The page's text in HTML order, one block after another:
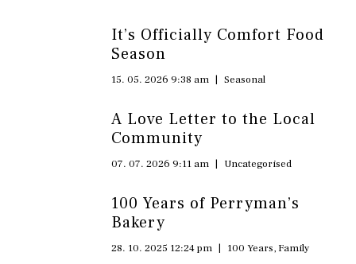
It’s Officially Comfort Food
Season
15. 05. 2026 9:38 am | Seasonal
A Love Letter to the Local
Community
07. 07. 2026 9:11 am | Uncategorised
100 Years of Perryman’s
Bakery
28. 10. 2025 12:24 pm | 100 Years, Family